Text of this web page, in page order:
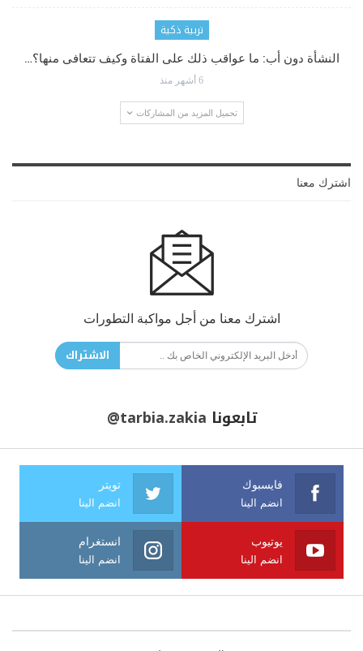
تربية ذكية
النشأة دون أب: ما عواقب ذلك على الفتاة وكيف تتعافى منها؟…
6 أشهر منذ
تحميل المزيد من المشاركات
اشترك معنا
اشترك معنا من أجل مواكبة التطورات
الاشتراك
تابعونا @tarbia.zakia
فايسبوك
انضم الينا
تويتر
انضم الينا
يوتيوب
انضم الينا
انستغرام
انضم الينا